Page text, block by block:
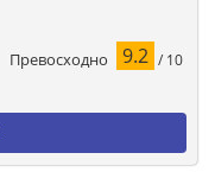
Превосходно 9.2 / 10